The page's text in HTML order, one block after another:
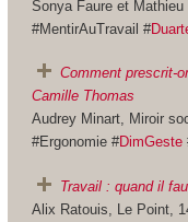
Sonya Faure et
#MentirAuTravail #
Comment prescrit-
Camille Thomas
Audrey Minart, Miroir
#Ergonomie #DimGeste
Travail : quand il
Alix Ratouis, Le Point,